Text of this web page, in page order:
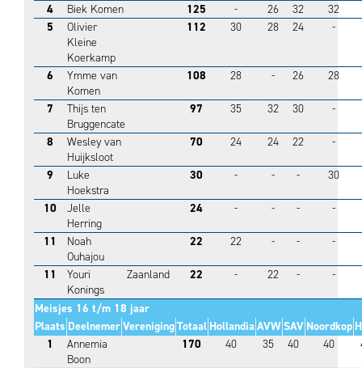
4 Biek Komen 125 - 26 32
32
5
Olivier
Kleine
Koerkamp
112 30 28 24 -
6
Ymme van
Komen
108 28 - 26 28
7
Thijs ten
Bruggencate
97 35 32 30 -
8
Wesley van
Huijksloot
70 24 24 22 -
9
Luke
Hoekstra
30 - - - 30
10
Jelle
Herring
24 - - - -
11
Noah
Ouhajou
22 22 - - -
11
Youri
Konings
Zaanland 22 - 22 - -
Meisjes 16 t/m 18 jaar
Plaats DeelnemerVerenigingTotaal Hollandia AVWSAV Noordkop
1
Annemia
Boon
170 40 35 40 40